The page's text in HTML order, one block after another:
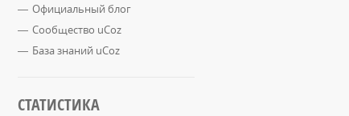
Официальный блог
Сообщество uCoz
База знаний uCoz
СТАТИСТИКА